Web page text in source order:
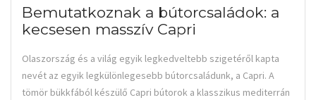
Bemutatkoznak a bútorcsaládok: a
kecsesen masszív Capri
Olaszország és a világ egyik legkedveltebb szigetéről kapta
nevét az egyik legkülönlegesebb bútorcsaládunk, a Capri. A
tömör bükkfából készülő Capri bútorok a klasszikus mediterrán